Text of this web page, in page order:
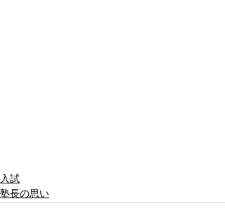
入試
塾長の思い